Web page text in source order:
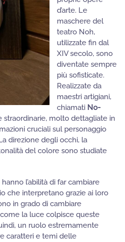
d’arte. Le
maschere del
teatro Noh,
utilizzate fin dal
XIV secolo, sono
diventate sempre
più sofisticate.
Realizzate da
maestri artigiani,
chiamati No-
straordinarie, molto dettagliate in
cruciali sul personaggio
direzione degli occhi, la
del colore sono studiate
l’abilità di far cambiare
che interpretano grazie ai loro
in grado di cambiare
la luce colpisce queste
un ruolo estremamente
caratteri e temi delle